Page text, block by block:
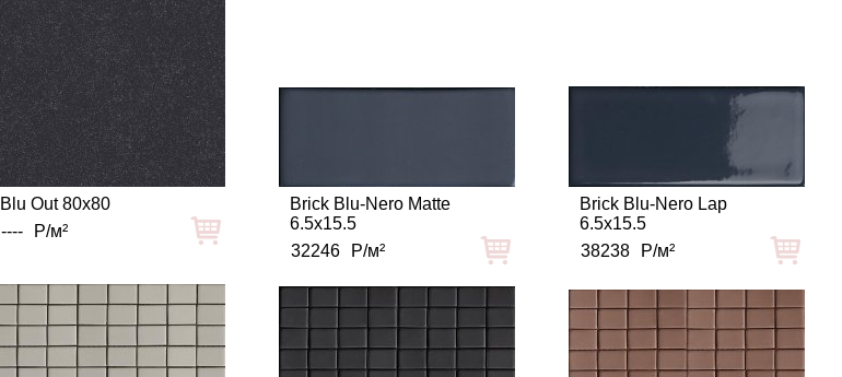
Blu Out 80x80
----
Р/м²
Brick Blu-Nero Matte
6.5x15.5
32246
Р/м²
Brick Blu-Nero Lap
6.5x15.5
38238
Р/м²